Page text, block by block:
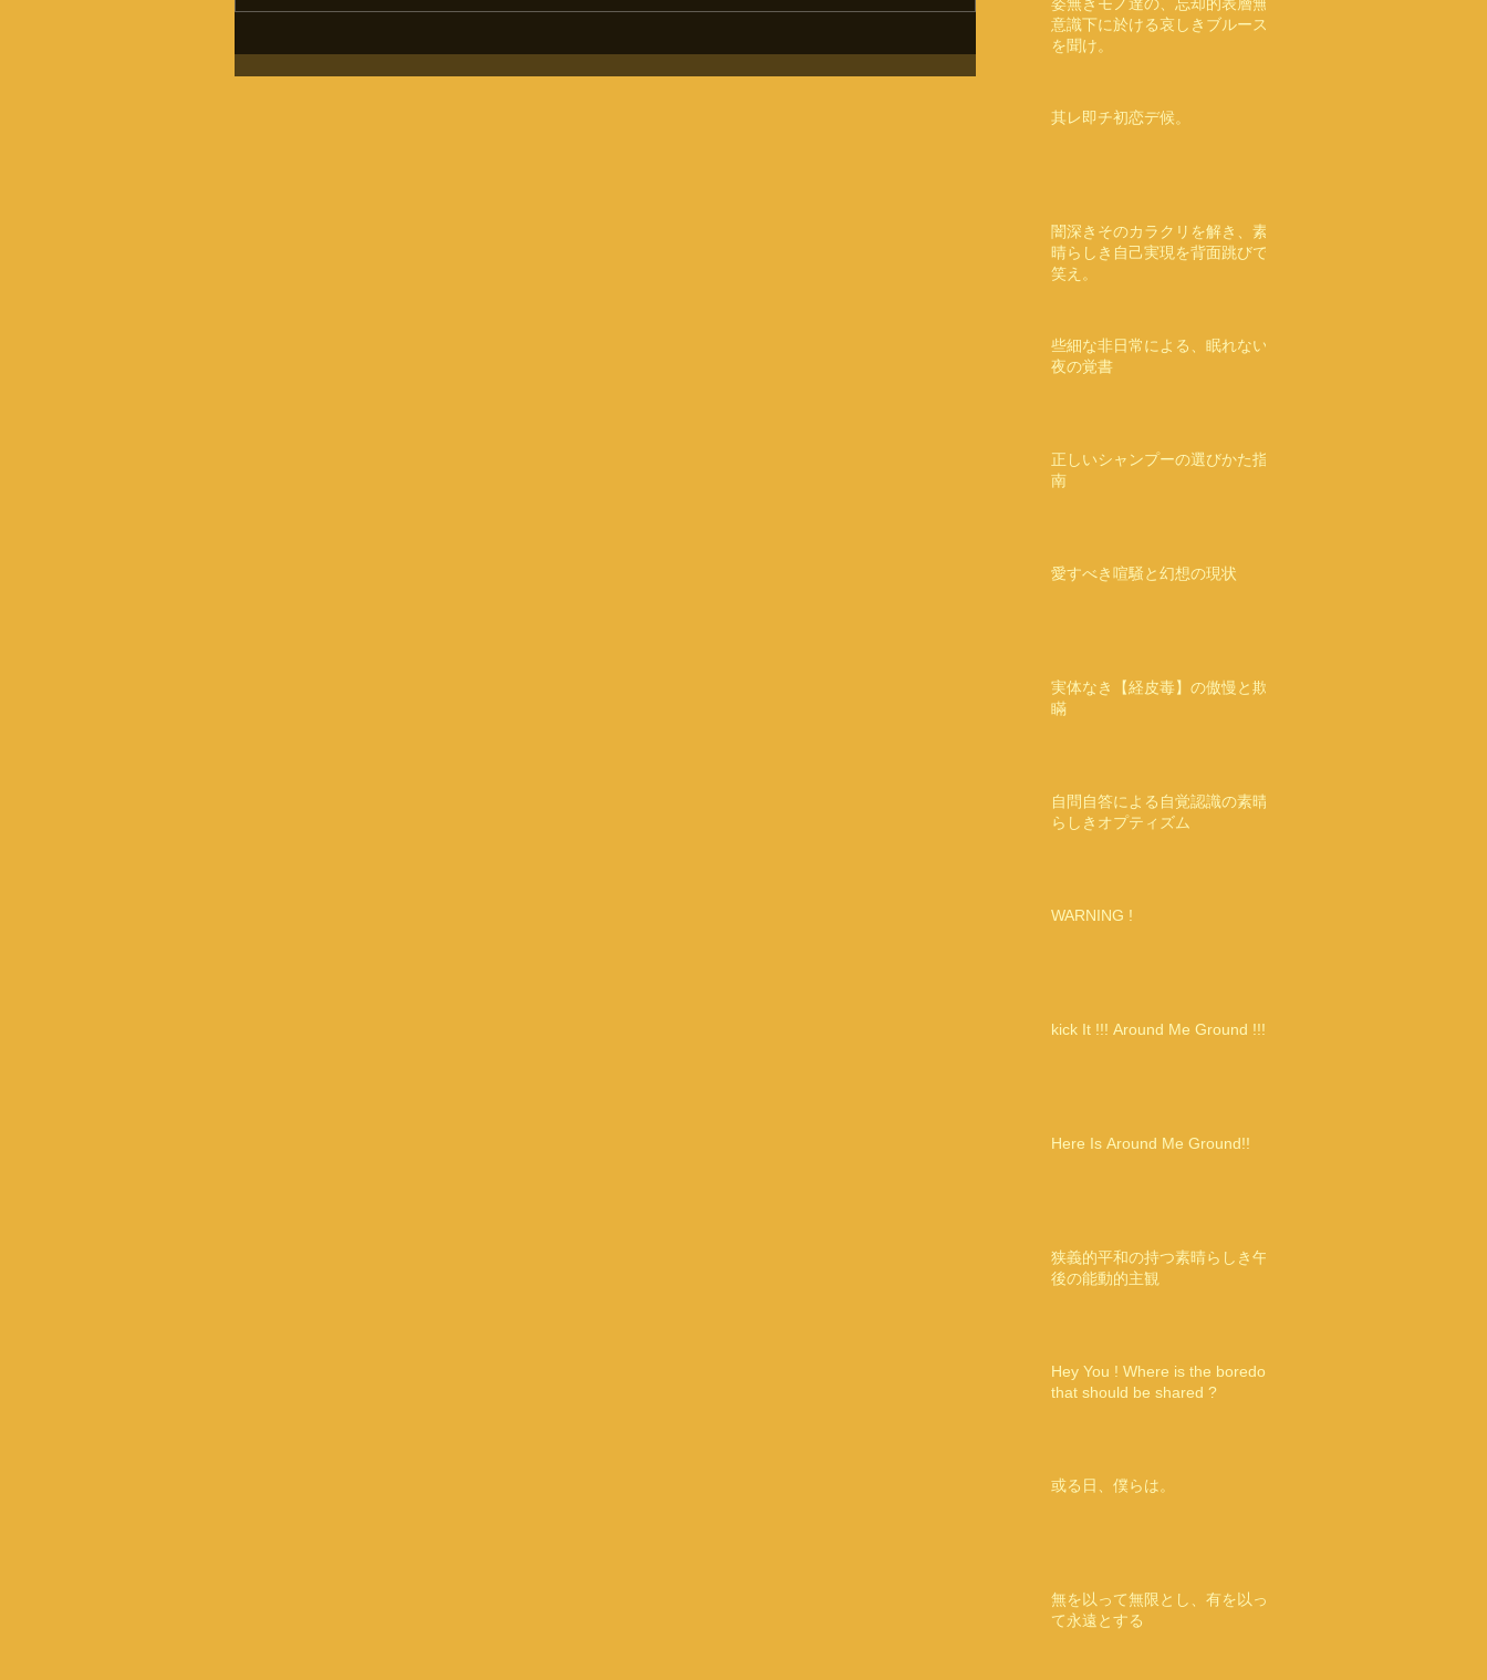
意識下に於ける哀しきブルース
を聞け。
其レ即チ初恋デ候。
闇深きそのカラクリを解き、素
晴らしき自己実現を背面跳びで
笑え。
些細な非日常による、眠れない
夜の覚書
正しいシャンプーの選びかた指
南
愛すべき喧騒と幻想の現状
実体なき【経皮毒】の傲慢と欺
瞞
自問自答による自覚認識の素晴
らしきオプティズム
WARNING !
kick It !!! Around Me Ground !!!
Here Is Around Me Ground!!
狭義的平和の持つ素晴らしき午
後の能動的主観
Hey You ! Where is the boredom
that should be shared ?
或る日、僕らは。
無を以って無限とし、有を以っ
て永遠とする